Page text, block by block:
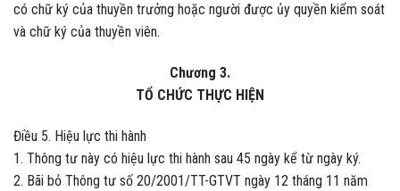
có chữ ký của thuyền trưởng hoặc người được ủy quyền kiểm soát
và chữ ký của thuyền viên.
Chương 3.
TỔ CHỨC THỰC HIỆN
Điều 5. Hiệu lực thi hành
1. Thông tư này có hiệu lực thi hành sau 45 ngày kể từ ngày ký.
2. Bãi bỏ Thông tư số 20/2001/TT-GTVT ngày 12 tháng 11 năm